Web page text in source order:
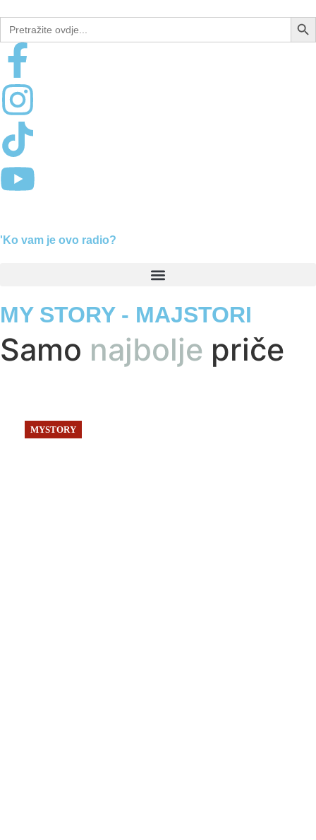
Search
for:
'Ko vam je ovo radio?
MY STORY - MAJSTORI
Samo najbolje priče
MYSTORY